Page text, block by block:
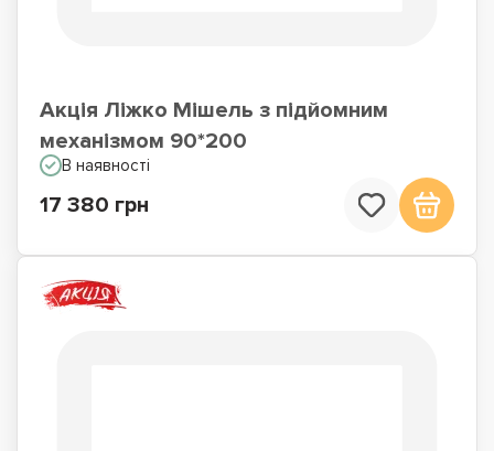
Акція Ліжко Мішель з підйомним
механізмом 90*200
В наявності
17 380 грн